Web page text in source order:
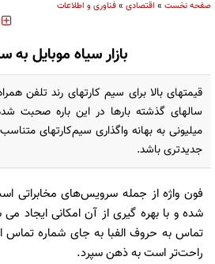
صفحه نخست » اقتصادی »فناوری و اطلاعات
بازار سیاه موبایل
قیمتهای بالا برای سیم کارتهای رند تلفن
سالهای گذشته بارها در این باره صحبت
میلیونی به بهانه واگذاری سیم‌کارتهای
جدیدتری باشد.
فون واژه از جمله سرویس‌های مخابراتی
شده و با بهره گیری از آن امکانی ایجاد
تماس به حروف الفبا به جای شماره تماس
راحت‌تر است به ذهن سپرد.